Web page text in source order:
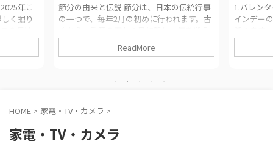
伝統行事
ます。古
や行事を
な背景に
から春に
た。そこ
1.バレンタインデーの歴史と意味 バレンタ
インデーの歴史は、古代ローマ時代にまで
司祭である聖バレンタインの命日と深く結
びついています。バレンタインは、ローマ
めに2月14日が「聖バレンタインの日」とし
のような歴史的背景があります。 歴史的背
ReadMore
いちご
さだけ
養素に
に焦点
HOME > 家電・TV・カメラ >
家電・TV・カメラ